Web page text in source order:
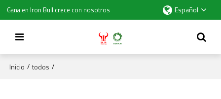
Gana en Iron Bull crece con nosotros Español
Inicio / todos /